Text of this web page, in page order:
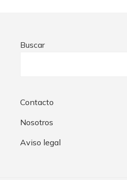
Buscar
Contacto
Nosotros
Aviso legal